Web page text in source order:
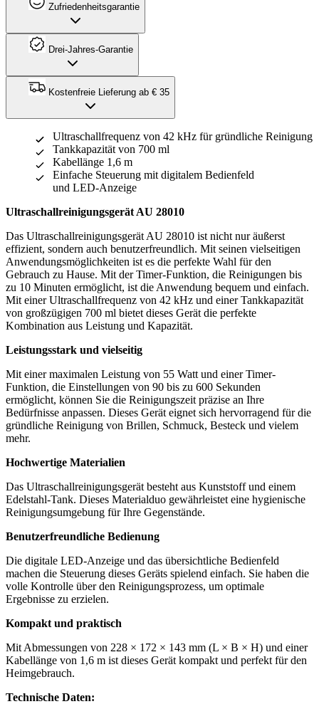
Zufriedenheitsgarantie
Drei-Jahres-Garantie
Kostenfreie Lieferung ab € 35
Ultraschallfrequenz von 42 kHz für gründliche Reinigung
Tankkapazität von 700 ml
Kabellänge 1,6 m
Einfache Steuerung mit digitalem Bedienfeld
und LED-Anzeige
Ultraschallreinigungsgerät AU 28010
Das Ultraschallreinigungsgerät AU 28010 ist nicht nur äußerst
effizient, sondern auch benutzerfreundlich. Mit seinen vielseitigen
Anwendungsmöglichkeiten ist es die perfekte Wahl für den
Gebrauch zu Hause. Mit der Timer-Funktion, die Reinigungen bis
zu 10 Minuten ermöglicht, ist die Anwendung bequem und einfach.
Mit einer Ultraschallfrequenz von 42 kHz und einer Tankkapazität
von großzügigen 700 ml bietet dieses Gerät die perfekte
Kombination aus Leistung und Kapazität.
Leistungsstark und vielseitig
Mit einer maximalen Leistung von 55 Watt und einer Timer-
Funktion, die Einstellungen von 90 bis zu 600 Sekunden
ermöglicht, können Sie die Reinigungszeit präzise an Ihre
Bedürfnisse anpassen. Dieses Gerät eignet sich hervorragend für die
gründliche Reinigung von Brillen, Schmuck, Besteck und vielem
mehr.
Hochwertige Materialien
Das Ultraschallreinigungsgerät besteht aus Kunststoff und einem
Edelstahl-Tank. Dieses Materialduo gewährleistet eine hygienische
Reinigungsumgebung für Ihre Gegenstände.
Benutzerfreundliche Bedienung
Die digitale LED-Anzeige und das übersichtliche Bedienfeld
machen die Steuerung dieses Geräts spielend einfach. Sie haben die
volle Kontrolle über den Reinigungsprozess, um optimale
Ergebnisse zu erzielen.
Kompakt und praktisch
Mit Abmessungen von 228 × 172 × 143 mm (L × B × H) und einer
Kabellänge von 1,6 m ist dieses Gerät kompakt und perfekt für den
Heimgebrauch.
Technische Daten: